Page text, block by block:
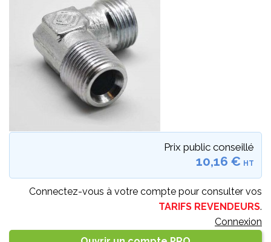
Prix public conseillé
10,16 € HT
Connectez-vous à votre compte pour consulter vos
TARIFS REVENDEURS.
Connexion